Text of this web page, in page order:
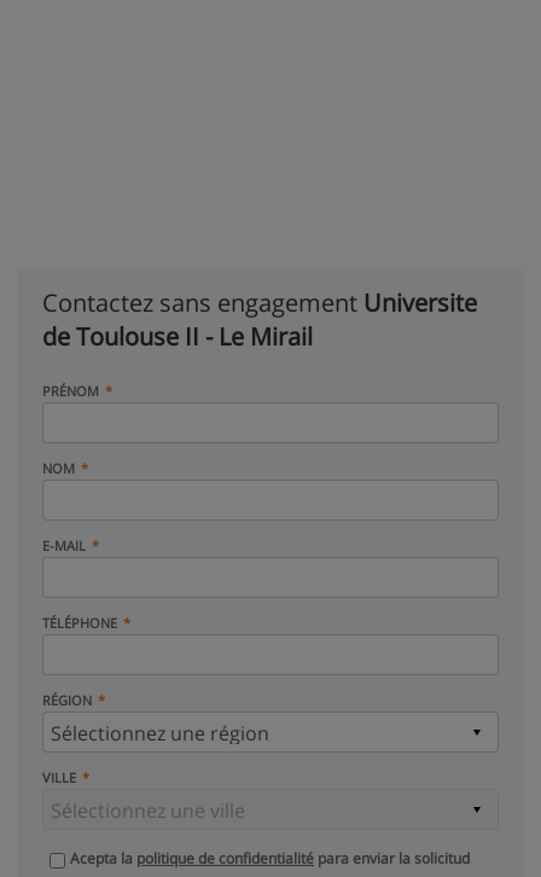
Contactez sans engagement Universite
de Toulouse II - Le Mirail
PRÉNOM
NOM
E-MAIL
TÉLÉPHONE
RÉGION
VILLE
Acepta la politique de confidentialité para enviar la solicitud